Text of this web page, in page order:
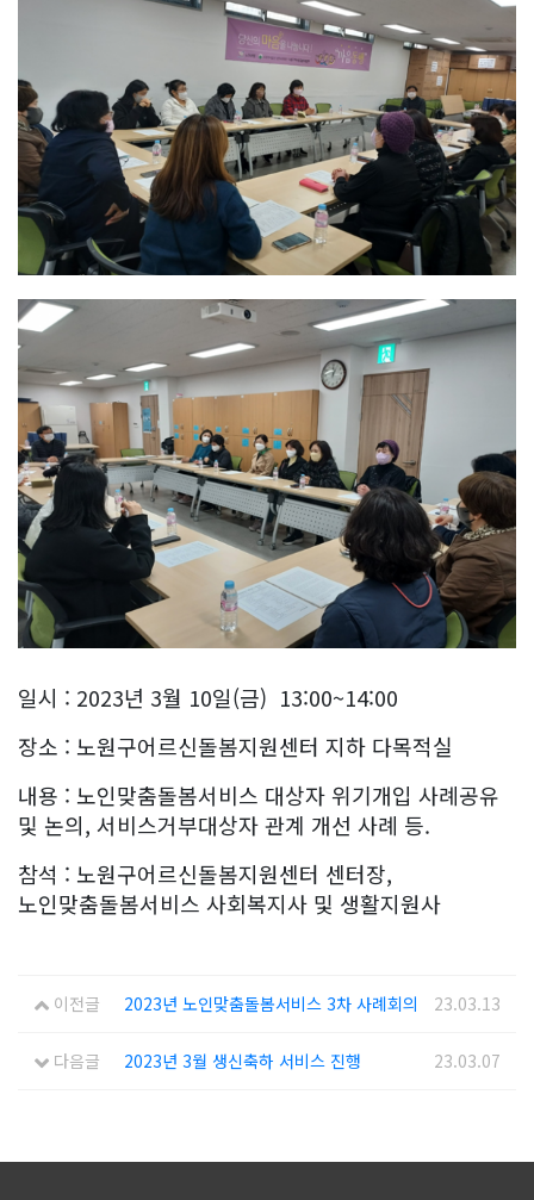
일시 : 2023년 3월 10일(금) 13:00~14:00
장소 : 노원구어르신돌봄지원센터 지하 다목적실
내용 : 노인맞춤돌봄서비스 대상자 위기개입 사례공유
및 논의, 서비스거부대상자 관계 개선 사례 등.
참석 : 노원구어르신돌봄지원센터 센터장,
노인맞춤돌봄서비스 사회복지사 및 생활지원사
이전글 2023년 노인맞춤돌봄서비스 3차 사례회의 23.03.13
다음글 2023년 3월 생신축하 서비스 진행 23.03.07